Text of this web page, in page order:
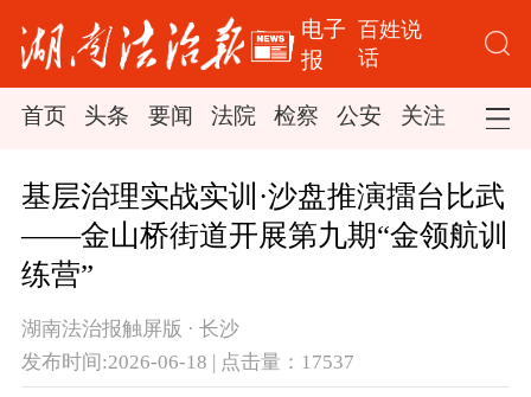
电子
报
百姓说
话
首页 头条 要闻 法院 检察 公安 关注 司法
基层治理实战实训·沙盘推演擂台比武
——金山桥街道开展第九期“金领航训
练营”
湖南法治报触屏版 · 长沙
发布时间:2026-06-18 | 点击量：17537